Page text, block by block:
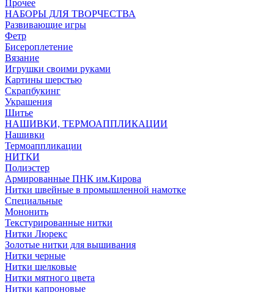
Прочее
НАБОРЫ ДЛЯ ТВОРЧЕСТВА
Развивающие игры
Фетр
Бисероплетение
Вязание
Игрушки своими руками
Картины шерстью
Скрапбукинг
Украшения
Шитье
НАШИВКИ, ТЕРМОАППЛИКАЦИИ
Нашивки
Термоаппликации
НИТКИ
Полиэстер
Армированные ПНК им.Кирова
Нитки швейные в промышленной намотке
Специальные
Мононить
Текстурированные нитки
Нитки Люрекс
Золотые нитки для вышивания
Нитки черные
Нитки шелковые
Нитки мятного цвета
Нитки капроновые